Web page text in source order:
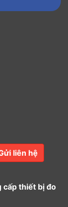
liên hệ
cấp thiết bị đo